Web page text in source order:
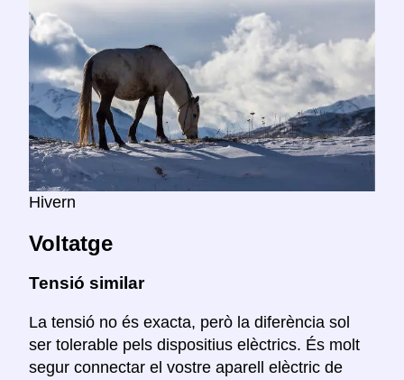
Hivern
Voltatge
Tensió similar
La tensió no és exacta, però la diferència sol
ser tolerable pels dispositius elèctrics. És molt
segur connectar el vostre aparell elèctric de